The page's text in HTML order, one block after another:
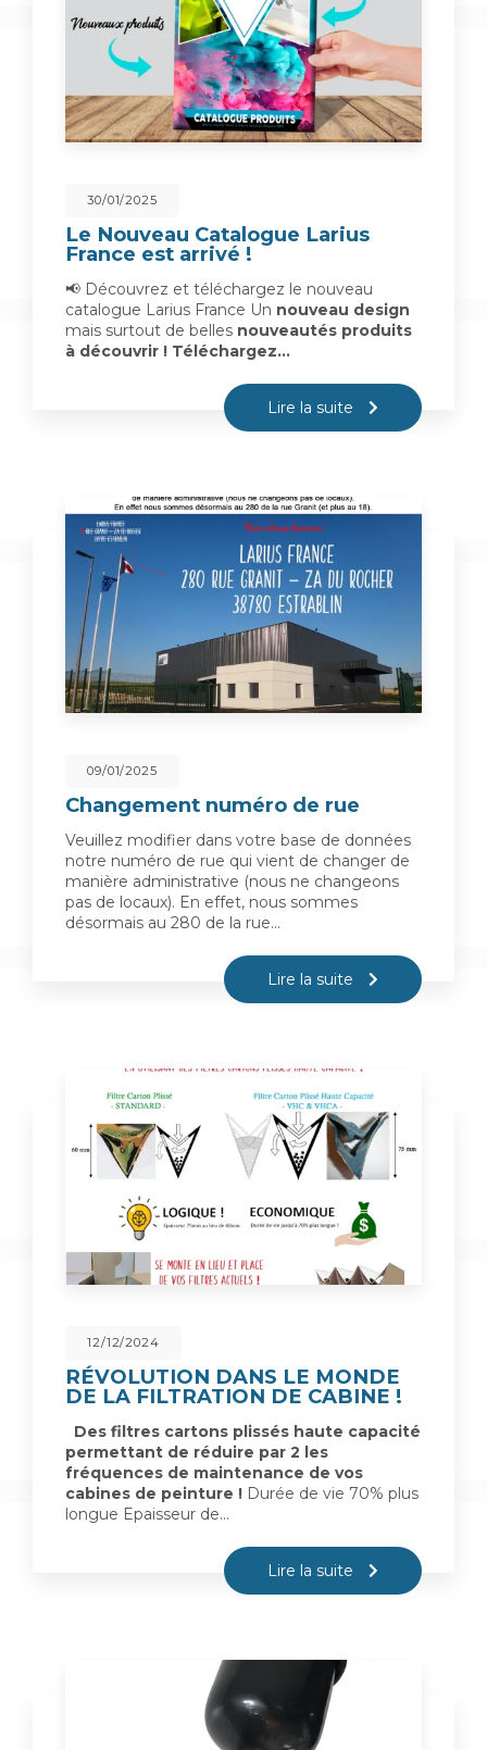
30/01/2025
Le Nouveau Catalogue Larius
France est arrivé !
📢 Découvrez et téléchargez le nouveau
catalogue Larius France Un nouveau design
mais surtout de belles nouveautés produits
à découvrir ! Téléchargez…
Lire la suite
09/01/2025
Changement numéro de rue
Veuillez modifier dans votre base de données
notre numéro de rue qui vient de changer de
manière administrative (nous ne changeons
pas de locaux). En effet, nous sommes
désormais au 280 de la rue…
Lire la suite
12/12/2024
RÉVOLUTION DANS LE MONDE
DE LA FILTRATION DE CABINE !
Des filtres cartons plissés haute capacité
permettant de réduire par 2 les
fréquences de maintenance de vos
cabines de peinture ! Durée de vie 70% plus
longue Epaisseur de…
Lire la suite